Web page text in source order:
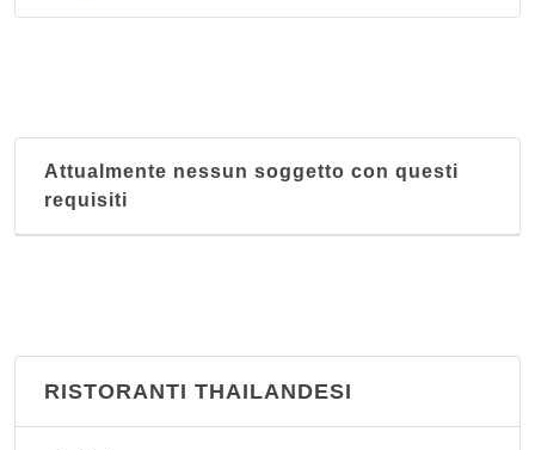
località Piazza 1, San Donato in Fronzano
Attualmente nessun soggetto con questi
requisiti
RISTORANTI THAILANDESI